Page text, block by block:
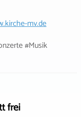
mv.de
#Musik
frei